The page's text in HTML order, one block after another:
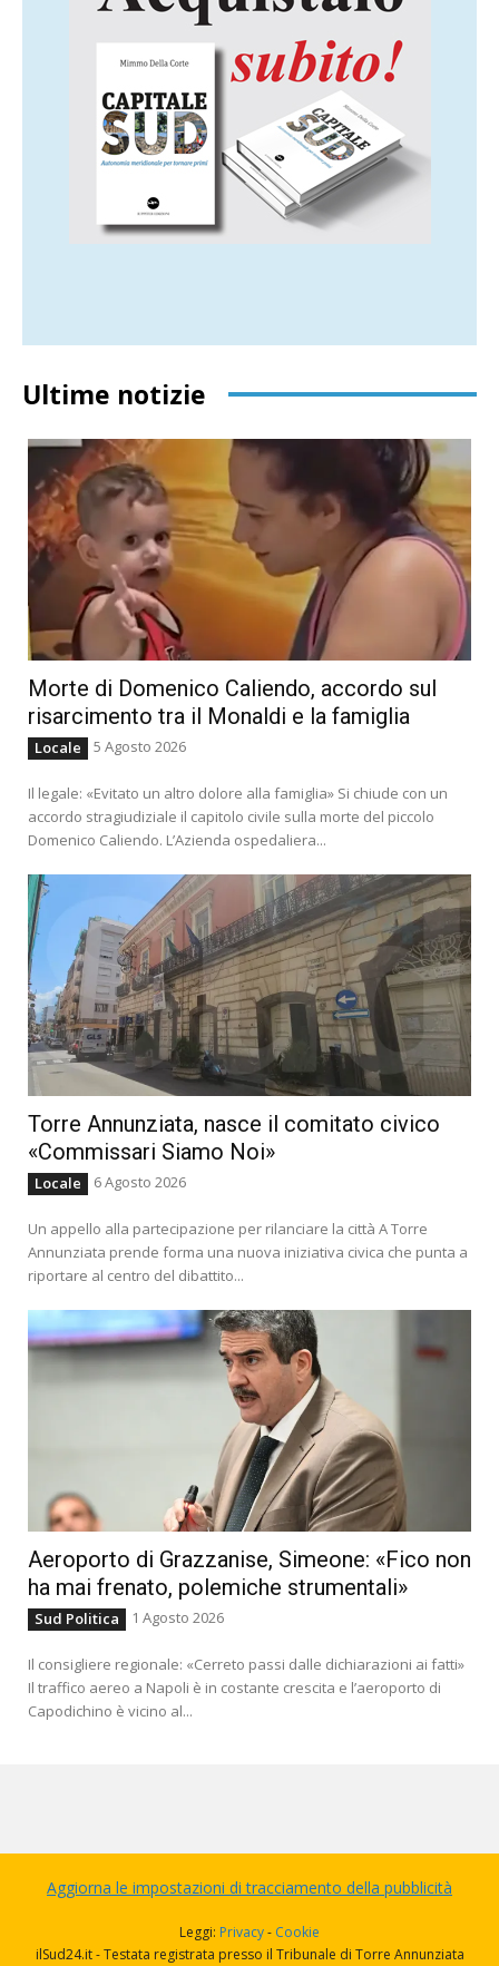
Ultime notizie
Morte di Domenico Caliendo, accordo sul
risarcimento tra il Monaldi e la famiglia
Locale 5 Agosto 2026
Il legale: «Evitato un altro dolore alla famiglia» Si chiude con un
accordo stragiudiziale il capitolo civile sulla morte del piccolo
Domenico Caliendo. L’Azienda ospedaliera...
Torre Annunziata, nasce il comitato civico
«Commissari Siamo Noi»
Locale 6 Agosto 2026
Un appello alla partecipazione per rilanciare la città A Torre
Annunziata prende forma una nuova iniziativa civica che punta a
riportare al centro del dibattito...
Aeroporto di Grazzanise, Simeone: «Fico non
ha mai frenato, polemiche strumentali»
Sud Politica 1 Agosto 2026
Il consigliere regionale: «Cerreto passi dalle dichiarazioni ai fatti»
Il traffico aereo a Napoli è in costante crescita e l’aeroporto di
Capodichino è vicino al...
Aggiorna le impostazioni di tracciamento della pubblicità
Leggi: Privacy- Cookie
ilSud24.it - Testata registrata presso il Tribunale di Torre Annunziata